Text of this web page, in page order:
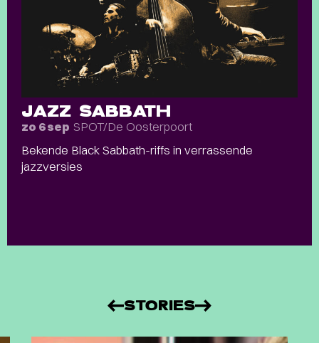
JAZZ SABBATH
zo 6 sep SPOT/De Oosterpoort
Bekende Black Sabbath-riffs in verrassende
jazzversies
STORIES